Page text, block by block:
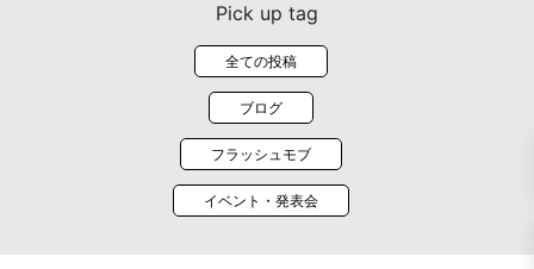
Pick up tag
全ての投稿
ブログ
フラッシュモブ
イベント・発表会